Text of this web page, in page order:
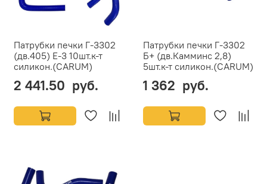
Патрубки печки Г-3302
(дв.405) Е-3 10шт.к-т
силикон.(CARUM)
2 441.50 руб.
Патрубки печки Г-3302
Б+ (дв.Камминс 2,8)
5шт.к-т силикон.(CARUM)
1 362 руб.